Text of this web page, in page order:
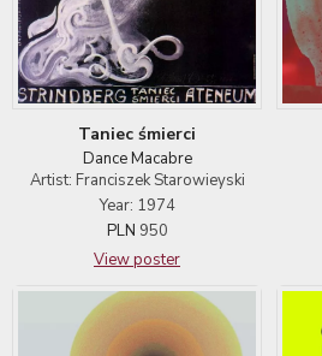
Taniec śmierci
Dance Macabre
Artist: Franciszek Starowieyski
Year: 1974
PLN 950
View poster